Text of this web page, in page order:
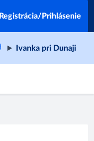
Registrácia/Prihlásenie
Ivanka pri Dunaji